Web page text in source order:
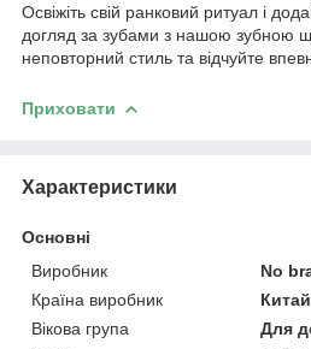
Освіжіть свій ранковий ритуал і
догляд за зубами з нашою зубною
неповторний стиль та відчуйте
Приховати
Характеристики
Основні
Виробник
No
Країна виробник
Китай
Вікова група
Для